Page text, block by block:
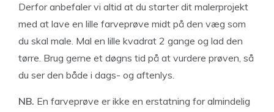
Derfor anbefaler vi altid at du starter dit malerprojekt
med at lave en lille farveprøve midt på den væg som
du skal male. Mal en lille kvadrat 2 gange og lad den
tørre. Brug gerne et døgns tid på at vurdere prøven, så
du ser den både i dags- og aftenlys.
NB. En farveprøve er ikke en erstatning for almindelig